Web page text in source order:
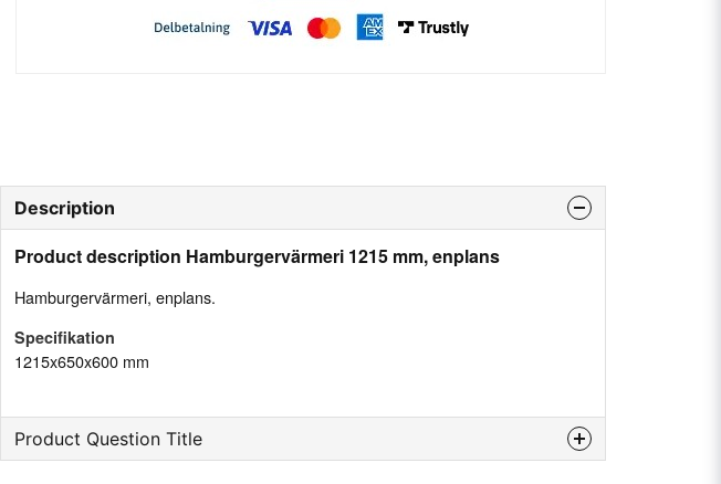
Description
Product description Hamburgervärmeri 1215 mm, enplans
Hamburgervärmeri, enplans.
Specifikation
1215x650x600 mm
Product Question Title